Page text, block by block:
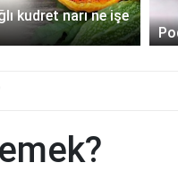
kudret narı ne işe